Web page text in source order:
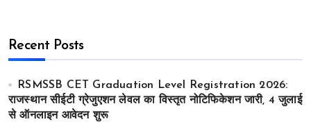
Recent Posts
RSMSSB CET Graduation Level Registration 2026:
राजस्थान सीईटी ग्रेजुएशन लेवल का विस्तृत नोटिफिकेशन जारी, 4 जुलाई
से ऑनलाइन आवेदन शुरू